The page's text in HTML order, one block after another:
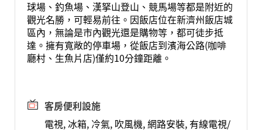
球場、釣魚場、漢拏山登山、競馬場等都是附近的
觀光名勝，可輕易前往。因飯店位在新濟州飯店城
區內，無論是市內觀光還是購物等，都可徒步抵
達。擁有寬敞的停車場，從飯店到濱海公路(咖啡
廳村、生魚片店)僅約10分鐘距離。
客房便利設施
電視, 冰箱, 冷氣, 吹風機, 網路安裝, 有線電視/